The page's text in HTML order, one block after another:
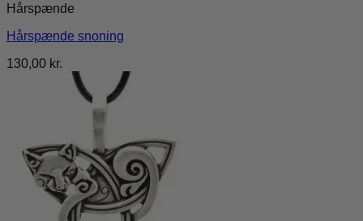
Hårspænde
Hårspænde snoning
130,00 kr.